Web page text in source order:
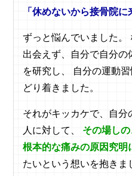
「休めないから接骨院に
ずっと悩んでいました。
出会えず、自分で自分の
を研究し、 自分の運動
どり着きました。
それがキッカケで、自分
人に対して、 その場しの
根本的な痛みの原因究明
たいという想いを抱きま